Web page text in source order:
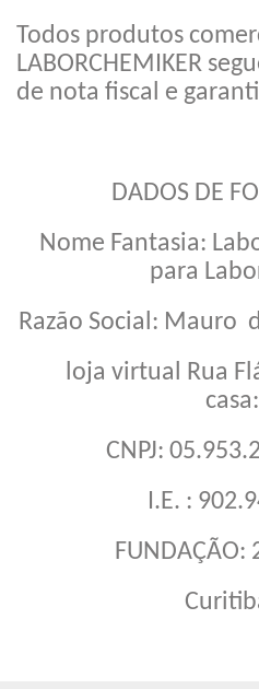
Todos produtos
LABORCHEMIKER
de nota fiscal e
DADOS DE
Nome Fantasia:
para
Razão Social: Mauro
loja virtual Rua
CNPJ:
I.E. :